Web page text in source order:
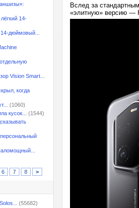
14-
дюймовый...
Vision Smart...
когда
(1060)
кусок...
(1544)
6 7 8 >
(55682)
Вслед за
«элитную» версию —